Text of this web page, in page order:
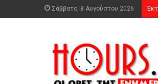
Σάββατο, 8 Αυγούστου 2026